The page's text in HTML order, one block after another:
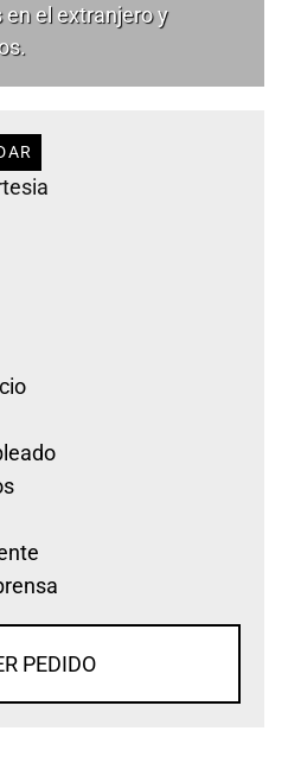
el extranjero y
PEDIDO